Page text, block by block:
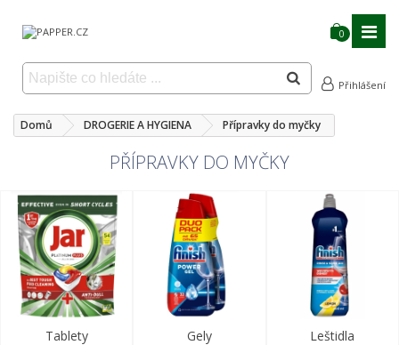
0
Přihlášení
Domů DROGERIE A HYGIENA Přípravky do myčky
PŘÍPRAVKY DO MYČKY
Tablety Gely Leštidla